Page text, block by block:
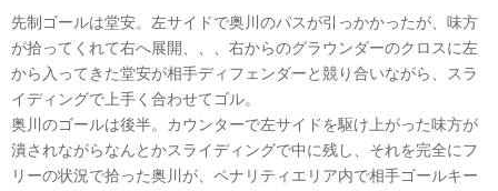
先制ゴールは堂安。左サイドで奥川のパスが引っかかったが、味方
が拾ってくれて右へ展開、、、右からのグラウンダーのクロスに左
から入ってきた堂安が相手ディフェンダーと競り合いながら、スラ
イディングで上手く合わせてゴル。
奥川のゴールは後半。カウンターで左サイドを駆け上がった味方が
潰されながらなんとかスライディングで中に残し、それを完全にフ
リーの状況で拾った奥川が、ペナリティエリア内で相手ゴールキー